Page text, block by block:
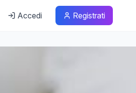
Accedi Registrati